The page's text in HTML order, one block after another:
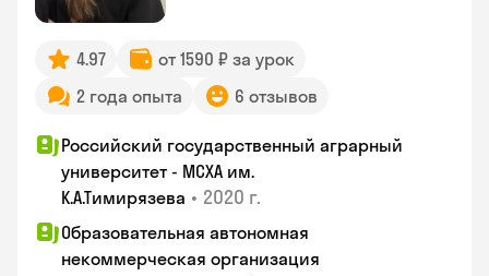
4.97
от 1590 ₽ за урок
2 года опыта
6 отзывов
Российский государственный аграрный
университет - МСХА им.
К.А.Тимирязева • 2020 г.
Образовательная автономная
некоммерческая организация